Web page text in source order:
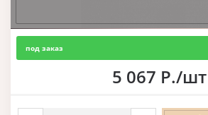
под заказ
5 067 Р./шт